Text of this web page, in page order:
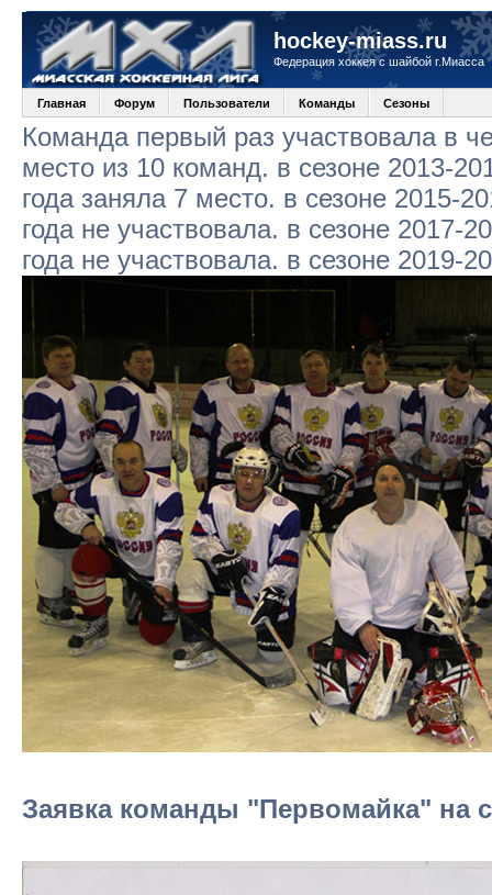
hockey-miass.ru
Федерация хоккея с шайбой г.Миасса
Главная Форум Пользователи Команды Сезоны
Команда первый раз участвовала в
место из 10 команд. в сезоне 2013-
года заняла 7 место. в сезоне 2015-
года не участвовала. в сезоне 2017-
года не участвовала. в сезоне 2019-
Заявка команды "Первомайка" на